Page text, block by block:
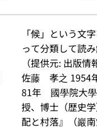
「候」という文
って分類して読
（提供元: 出版情
佐藤　孝之 1954
81年　國學院大
授、博士（歴史
配と村落』（巖